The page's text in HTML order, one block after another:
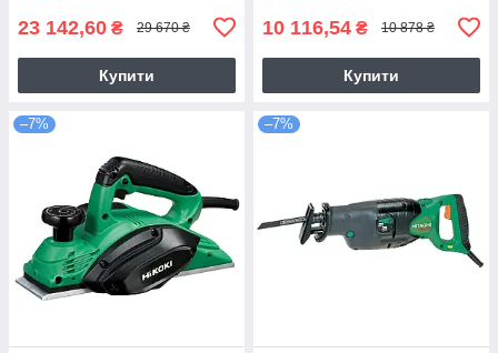
23 142,60 ₴ 29 670 ₴
Купити
10 116,54 ₴ 10 878 ₴
Купити
–7% –7%